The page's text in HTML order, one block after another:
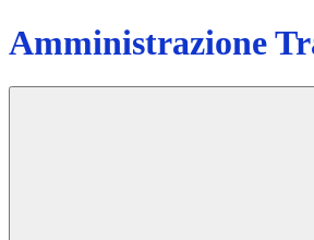
Amministrazione